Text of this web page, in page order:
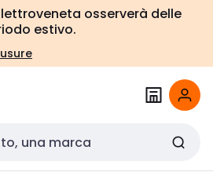
osserverà delle
estivo.